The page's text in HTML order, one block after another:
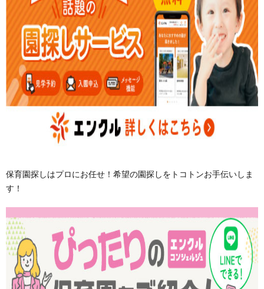
保育園探しはプロにお任せ！希望の園探しをトコトンお手伝いしま
す！